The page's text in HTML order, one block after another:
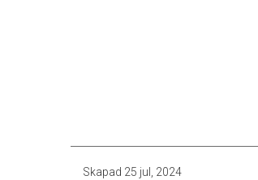
Skapad 25 jul, 2024